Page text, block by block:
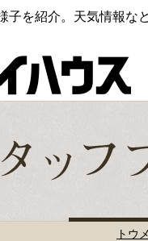
子を紹介。天気情報な
トウ